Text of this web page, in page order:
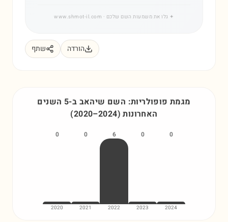
✦ גלו את משמעות השם שלכם · www.shmot-il.com
הורדה שתף
מגמת פופולריות: השם שיהאב
ב-5 השנים
האחרונות
(2020–2024)
0
2024
0
2023
6
2022
0
2021
0
2020